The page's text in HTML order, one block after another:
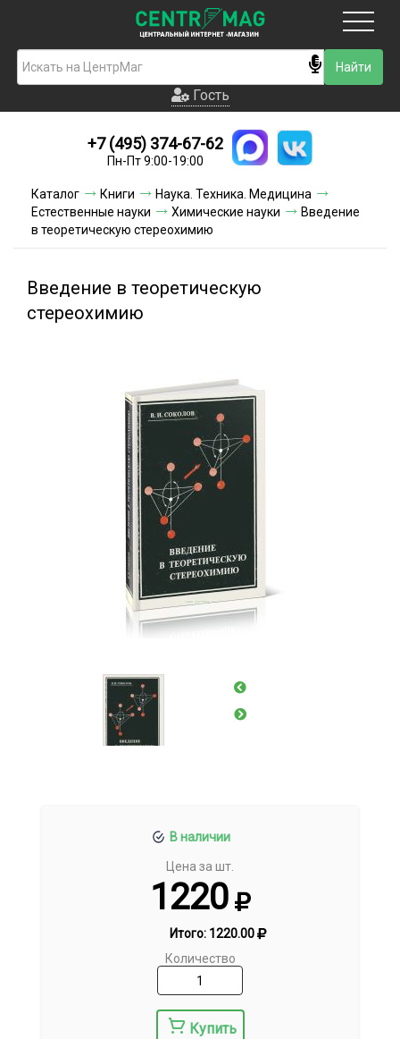
Гость
Новинки
Условия доставки
Условия оплаты
Гость
+7 (495) 374-67-62
Пн-Пт 9:00-19:00
Каталог Книги
Наука. Техника. Медицина
Естественные науки
Химические науки
Введение
в теоретическую стереохимию
Введение в теоретическую
стереохимию
В наличии
Цена за шт.
1220
Итого: 1220.00
Количество
Купить